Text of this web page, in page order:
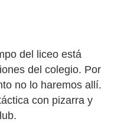
del liceo está
del colegio. Por
no lo haremos allí.
con pizarra y